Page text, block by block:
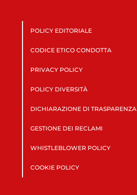
POLICY EDITORIALE
CODICE ETICO CONDOTTA
PRIVACY POLICY
POLICY DIVERSITÀ
DICHIARAZIONE DI TRASPARENZA
GESTIONE DEI RECLAMI
WHISTLEBLOWER POLICY
COOKIE POLICY